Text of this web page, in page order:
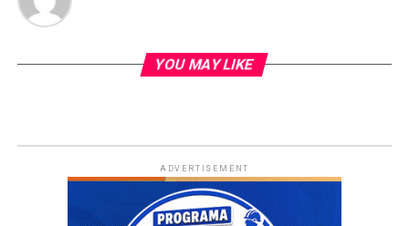
YOU MAY LIKE
ADVERTISEMENT